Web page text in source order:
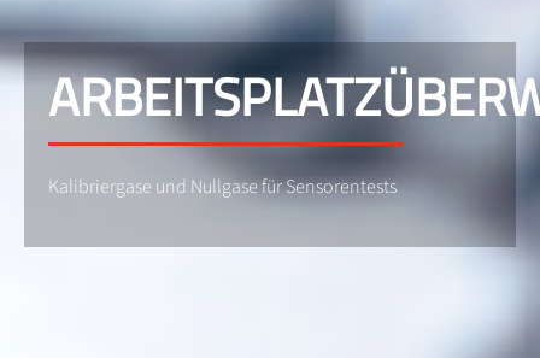
Kalibriergase und Nullgase für Sensorentests